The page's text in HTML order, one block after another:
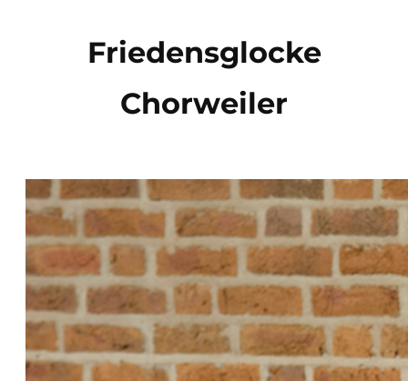
Friedensglocke
Chorweiler